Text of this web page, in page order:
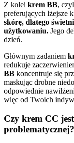
Z kolei krem BB,
preferujących lżejsze
skórę, dlatego
użytkowaniu. Jego
dzień.
Głównym zadaniem
redukuje
BB koncentruje się
maskując drobne
odpowiednie
więc od Twoich
Czy krem CC
problematycznej?